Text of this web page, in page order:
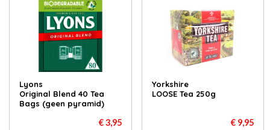
Lyons
Original Blend 40 Tea
Bags (geen pyramid)
€ 3,95
Yorkshire
LOOSE Tea 250g
€ 9,95